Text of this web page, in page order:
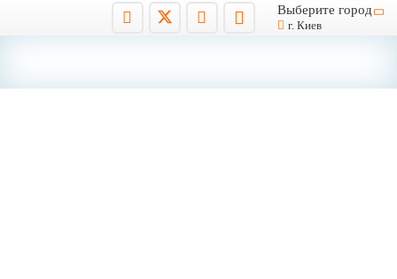
Выберите город
г. Киев